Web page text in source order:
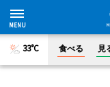
33°C 食べる 見